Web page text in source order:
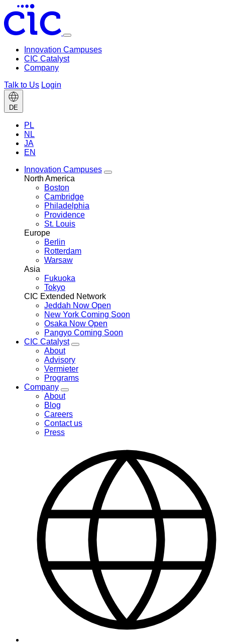
Toggle
menu
Innovation Campuses
CIC Catalyst
Company
Talk to Us Login
DE
language
PL
NL
JA
EN
Innovation Campuses
Toggle
North America
Boston
Cambridge
Philadelphia
Providence
St. Louis
Europe
Berlin
Rotterdam
Warsaw
Asia
Fukuoka
Tokyo
CIC Extended Network
Jeddah Now Open
New York Coming Soon
Osaka Now Open
Pangyo Coming Soon
CIC Catalyst
Toggle
Catalyst
menu
About
Advisory
Vermieter
Programs
Company
Toggle
Company
About
Blog
Careers
Contact us
Press